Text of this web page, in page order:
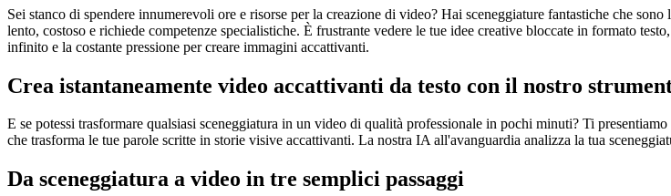
Sei stanco di spendere innumerevoli ore e risorse per la creazione di video? Hai sceneggiature fantastiche che
lento, costoso e richiede competenze specialistiche. È frustrante vedere le tue idee creative bloccate in formato
infinito e la costante pressione per creare immagini accattivanti.
Crea istantaneamente video accattivanti da testo con il nostro
E se potessi trasformare qualsiasi sceneggiatura in un video di qualità professionale in pochi minuti? Ti
che trasforma le tue parole scritte in storie visive accattivanti. La nostra IA all'avanguardia analizza la tua
Da sceneggiatura a video in tre semplici passaggi